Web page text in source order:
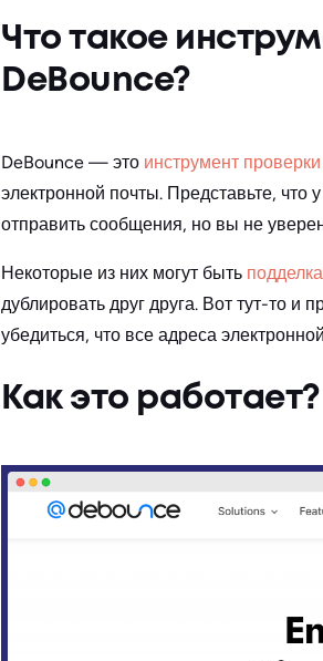
Что такое
DeBounce?
DeBounce — это инструмент
электронной почты. Представьте, что
отправить сообщения, но вы не
Некоторые из них могут быть подделка
дублировать друг друга. Вот тут-то
убедиться, что все адреса
Как это работает?